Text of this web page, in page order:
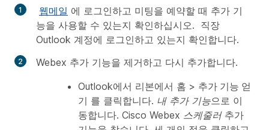
웹메일 에 로그인하고 미팅을 예약할 때 추가 기
능을 사용할 수 있는지 확인하십시오. 직장
Outlook 계정에 로그인하고 있는지 확인합니다.
Webex 추가 기능을 제거하고 다시 추가합니다.
Outlook에서 리본에서 홈 > 추가 기능 얻
기 를 클릭합니다. 내 추가 기능으로 이
동합니다. Cisco Webex 스케줄러추가